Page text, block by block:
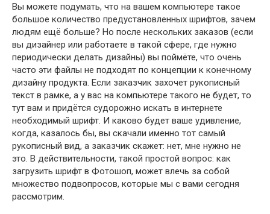
Вы можете подумать, что на вашем компьютере такое
большое количество предустановленных шрифтов, зачем
людям ещё больше? Но после нескольких заказов (если
вы дизайнер или работаете в такой сфере, где нужно
периодически делать дизайны) вы поймёте, что очень
часто эти файлы не подходят по концепции к конечному
дизайну продукта. Если заказчик захочет рукописный
текст в рамке, а у вас на компьютере такого не будет, то
тут вам и придётся судорожно искать в интернете
необходимый шрифт. И каково будет ваше удивление,
когда, казалось бы, вы скачали именно тот самый
рукописный вид, а заказчик скажет: нет, мне нужно не
это. В действительности, такой простой вопрос: как
загрузить шрифт в Фотошоп, может влечь за собой
множество подвопросов, которые мы с вами сегодня
рассмотрим.